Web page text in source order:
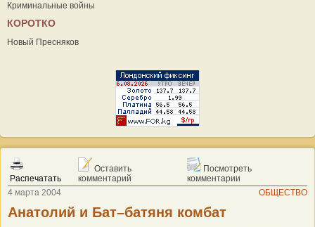
Криминальные войны
КОРОТКО
Новый Пресняков
Распечатать
Оставить
комментарий
Посмотреть
комментарии
4 марта 2004
ОБЩЕСТВО
Анатолий и Бат–батяня комбат